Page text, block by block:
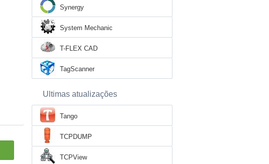
Synergy
System Mechanic
T-FLEX CAD
TagScanner
Ultimas atualizações
Tango
TCPDUMP
TCPView